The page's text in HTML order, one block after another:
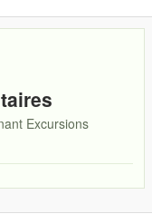
Excursions